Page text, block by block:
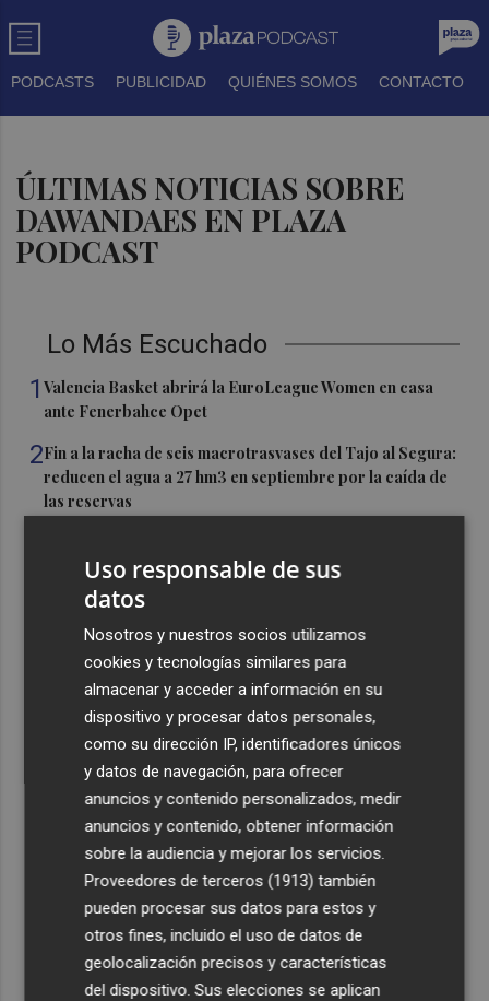
PODCASTS PUBLICIDAD QUIÉNES SOMOS CONTACTO
ÚLTIMAS NOTICIAS SOBRE
DAWANDAES EN PLAZA
PODCAST
Lo Más Escuchado
1Valencia Basket abrirá la EuroLeague Women en casa
ante Fenerbahce Opet
2Fin a la racha de seis macrotrasvases del Tajo al Segura:
reducen el agua a 27 hm3 en septiembre por la caída de
las reservas
previsto de corte de la CV-560 por las obras del puente
de Càrcer
Roig Arena estrena un festival de house de más de 10
horas con Folamour, Dan Shake o The Basement
Italia rechaza el ultimátum de España y no reevaluará la
suspensión de Schengen hasta el 15 de agosto
Recibe toda la actualidad de
Plaza Podcast en tu correo
Quiero suscribirme
Uso responsable de sus
datos
Nosotros y nuestros socios utilizamos
cookies y tecnologías similares para
almacenar y acceder a información en su
dispositivo y procesar datos personales,
como su dirección IP, identificadores únicos
y datos de navegación, para ofrecer
anuncios y contenido personalizados, medir
anuncios y contenido, obtener información
sobre la audiencia y mejorar los servicios.
Proveedores de terceros (1913) también
pueden procesar sus datos para estos y
otros fines, incluido el uso de datos de
geolocalización precisos y características
del dispositivo. Sus elecciones se aplican